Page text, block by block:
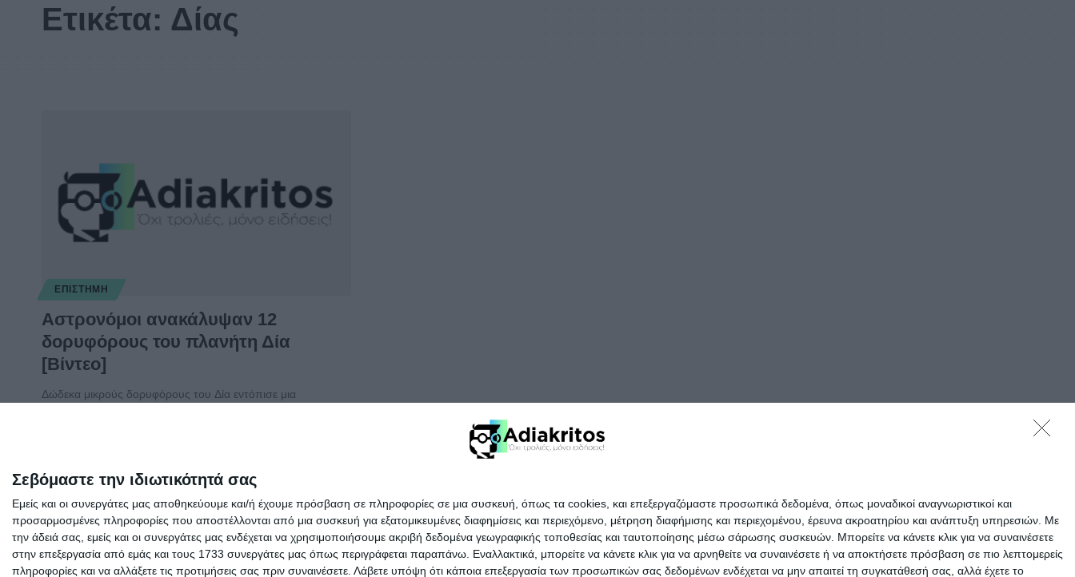
Σεβόμαστε την ιδιωτικότητά σας
Εμείς και οι συνεργάτες μας αποθηκεύουμε και/ή έχουμε πρόσβαση σε πληροφορίες σε μια συσκευή, όπως τα cookies, και επεξεργαζόμαστε προσωπικά δεδομένα, όπως μοναδικοί αναγνωριστικοί και
προσαρμοσμένες πληροφορίες που αποστέλλονται από μια συσκευή για εξατομικευμένες διαφημίσεις και περιεχόμενο, μέτρηση διαφήμισης και περιεχομένου, έρευνα ακροατηρίου και ανάπτυξη υπηρεσιών. Με
την άδειά σας, εμείς και οι συνεργάτες μας ενδέχεται να χρησιμοποιήσουμε ακριβή δεδομένα γεωγραφικής τοποθεσίας και ταυτοποίησης μέσω σάρωσης συσκευών. Μπορείτε να κάνετε κλικ για να συναινέσετε
στην επεξεργασία από εμάς και τους 1733 συνεργάτες μας όπως περιγράφεται παραπάνω. Εναλλακτικά, μπορείτε να κάνετε κλικ για να αρνηθείτε να συναινέσετε ή να αποκτήσετε πρόσβαση σε πιο λεπτομερείς
πληροφορίες και να αλλάξετε τις προτιμήσεις σας πριν συναινέσετε. Λάβετε υπόψη ότι κάποια επεξεργασία των προσωπικών σας δεδομένων ενδέχεται να μην απαιτεί τη συγκατάθεσή σας, αλλά έχετε το
Ετικέτα: Δίας
ΕΠΙΣΤΉΜΗ
Αστρονόμοι ανακάλυψαν 12
δορυφόρους του πλανήτη Δία
[Βίντεο]
Δώδεκα μικρούς δορυφόρους του Δία εντόπισε μια